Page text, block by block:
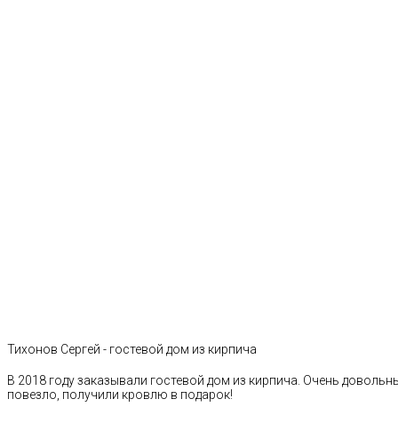
Тихонов Сергей - гостевой дом из кирпича
В 2018 году заказывали гостевой дом из кирпича. Очень
повезло, получили кровлю в подарок!